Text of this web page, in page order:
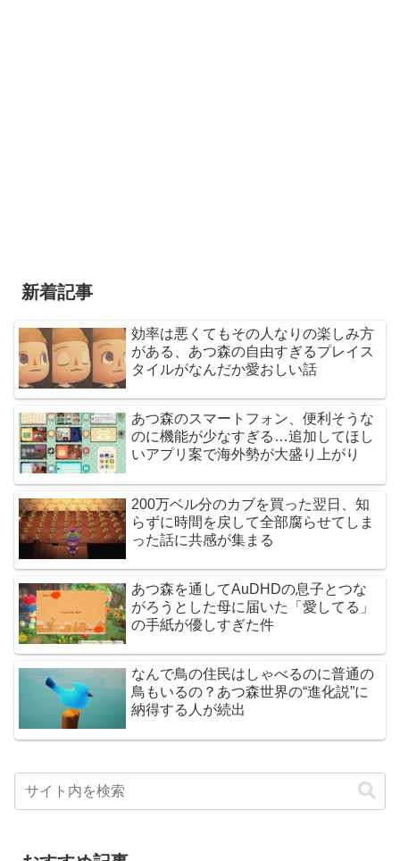
新着記事
効率は悪くてもその人なりの楽しみ方
がある、あつ森の自由すぎるプレイス
タイルがなんだか愛おしい話
あつ森のスマートフォン、便利そうな
のに機能が少なすぎる…追加してほし
いアプリ案で海外勢が大盛り上がり
200万ベル分のカブを買った翌日、知
らずに時間を戻して全部腐らせてしま
った話に共感が集まる
あつ森を通してAuDHDの息子とつな
がろうとした母に届いた「愛してる」
の手紙が優しすぎた件
なんで鳥の住民はしゃべるのに普通の
鳥もいるの？あつ森世界の“進化説”に
納得する人が続出